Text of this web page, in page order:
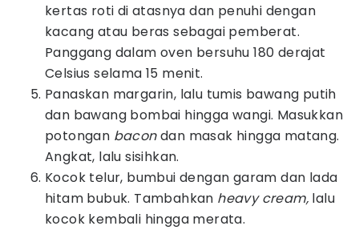
kertas roti di atasnya dan penuhi dengan
kacang atau beras sebagai pemberat.
Panggang dalam oven bersuhu 180 derajat
Celsius selama 15 menit.
Panaskan margarin, lalu tumis bawang putih
dan bawang bombai hingga wangi. Masukkan
potongan bacondan masak hingga matang.
Angkat, lalu sisihkan.
Kocok telur, bumbui dengan garam dan lada
hitam bubuk. Tambahkan heavy cream, lalu
kocok kembali hingga merata.